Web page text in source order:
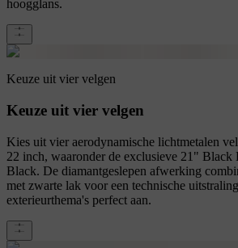
hoogglans.
Keuze uit vier velgen
Keuze uit vier velgen
Kies uit vier aerodynamische lichtmetalen
22 inch, waaronder de exclusieve 21"
Black. De diamantgeslepen afwerking
met zwarte lak voor een technische
exterieurthema's perfect aan.